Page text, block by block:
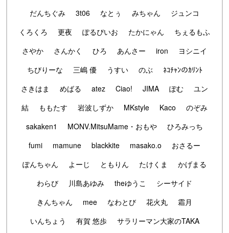
だんちぐみ
3t06 なとぅ みちゃん
ジュンコ
くろくろ
更夜 ぽるぴいお たかにゃん
ちぇるもふ
さやか
さんかく ひろ あんさー iron
ヨシニイ
ちびりーな
三嶋 優 うすい のぶ
ﾈｺﾁｬﾝのｶﾘﾝﾄ
さきはま
めばる atez Ciao! JIMA ぽむ
ユン
結
ももたす 岩波しずか MKstyle Kaco
のぞみ
sakaken1
MONV.MitsuMame・おもや
ひろみっち
fumi
mamune blackkite masako.o
おさるー
ぽんちゃん
よーじ ともりん たけくま
かげまる
わらび
川島あゆみ theゆうこ
シーサイド
きんちゃん
mee なわとび 花火丸
霜月
いんちょう
有賀 悠歩
サラリーマン大家のTAKA